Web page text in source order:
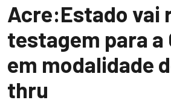
Acre:Estado vai
testagem para a
em modalidade
thru